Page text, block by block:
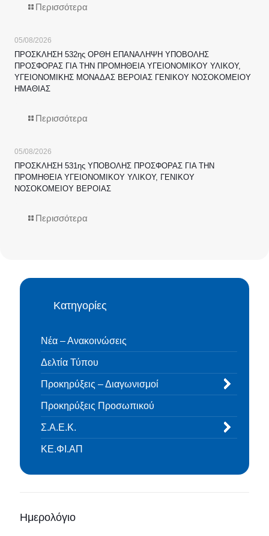
Περισσότερα
05/08/2026
ΠΡΟΣΚΛΗΣΗ 532ης ΟΡΘΗ ΕΠΑΝΑΛΗΨΗ ΥΠΟΒΟΛΗΣ
ΠΡΟΣΦΟΡΑΣ ΓΙΑ ΤΗΝ ΠΡΟΜΗΘΕΙΑ ΥΓΕΙΟΝΟΜΙΚΟΥ ΥΛΙΚΟΥ,
ΥΓΕΙΟΝΟΜΙΚΗΣ ΜΟΝΑΔΑΣ ΒΕΡΟΙΑΣ ΓΕΝΙΚΟΥ ΝΟΣΟΚΟΜΕΙΟΥ
ΗΜΑΘΙΑΣ
Περισσότερα
05/08/2026
ΠΡΟΣΚΛΗΣΗ 531ης ΥΠΟΒΟΛΗΣ ΠΡΟΣΦΟΡΑΣ ΓΙΑ ΤΗΝ
ΠΡΟΜΗΘΕΙΑ ΥΓΕΙΟΝΟΜΙΚΟΥ ΥΛΙΚΟΥ, ΓΕΝΙΚΟΥ
ΝΟΣΟΚΟΜΕΙΟΥ ΒΕΡΟΙΑΣ
Περισσότερα
Κατηγορίες
Νέα – Ανακοινώσεις
Δελτία Τύπου
Προκηρύξεις – Διαγωνισμοί
Προκηρύξεις Προσωπικού
Σ.Α.Ε.Κ.
ΚΕ.ΦΙ.ΑΠ
Ημερολόγιο